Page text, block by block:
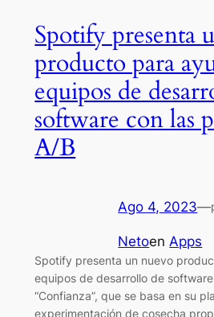
Spotify presenta
producto para
equipos de
software con las
A/B
Ago 4, 2023—
Netoen Apps
Spotify presenta un nuevo
equipos de desarrollo de
“Confianza”, que se basa en su
experimentación de cosecha